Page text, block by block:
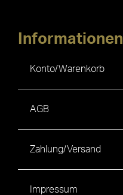
Informationen
Konto/Warenkorb
AGB
Zahlung/Versand
Impressum